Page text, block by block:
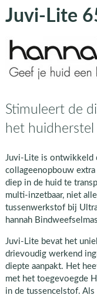
Juvi-Lite
Stimuleert de
het
Juvi-Lite is ontwikkeld
collageenopbouw
diep in de huid te
multi-inzetbaar, niet
tussenwerkstof bij
hannah
Juvi-Lite bevat het
drievoudig werkend
diepte aanpakt. Het
met het toegevoegde
in de tussencelstof.